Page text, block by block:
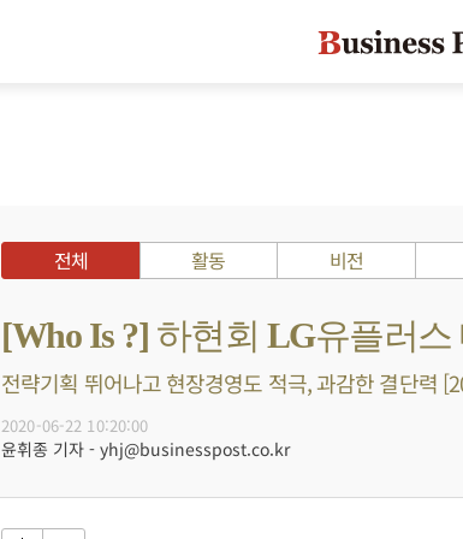
전체 활동 비전
[Who Is ?] 하현회 LG유플러
전략기획 뛰어나고 현장경영도 적극, 과감한 결단력
2020-06-22 10:20:00
윤휘종 기자 - yhj@businesspost.co.kr